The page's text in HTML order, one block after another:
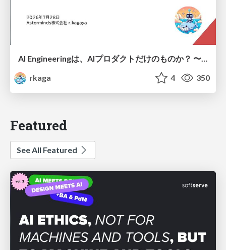
AI Engineeringは、AIプロダクトだけのものか？ 〜AIがソフトウェアを作る時代の新しい当たり前〜 / No AI in your product. AI Engineering in your development.
rkaga
4 350
Featured
See All Featured